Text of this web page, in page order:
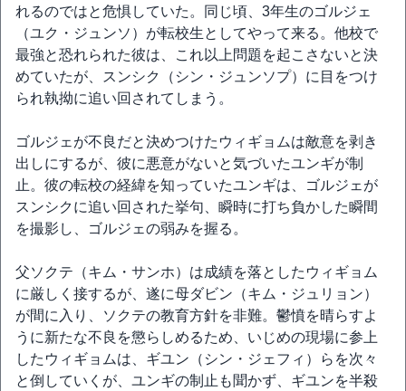
れるのではと危惧していた。同じ頃、3年生のゴルジェ
（ユク・ジュンソ）が転校生としてやって来る。他校で
最強と恐れられた彼は、これ以上問題を起こさないと決
めていたが、スンシク（シン・ジュンソプ）に目をつけ
られ執拗に追い回されてしまう。
ゴルジェが不良だと決めつけたウィギョムは敵意を剥き
出しにするが、彼に悪意がないと気づいたユンギが制
止。彼の転校の経緯を知っていたユンギは、ゴルジェが
スンシクに追い回された挙句、瞬時に打ち負かした瞬間
を撮影し、ゴルジェの弱みを握る。
父ソクテ（キム・サンホ）は成績を落としたウィギョム
に厳しく接するが、遂に母ダビン（キム・ジュリョン）
が間に入り、ソクテの教育方針を非難。鬱憤を晴らすよ
うに新たな不良を懲らしめるため、いじめの現場に参上
したウィギョムは、ギユン（シン・ジェフィ）らを次々
と倒していくが、ユンギの制止も聞かず、ギユンを半殺